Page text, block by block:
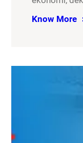
Know More